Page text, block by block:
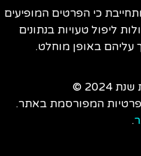
כי הפרטים המופיעים
ליפול טעויות בנתונים
באופן מוחלט.
©
המפורסמת באתר.
.